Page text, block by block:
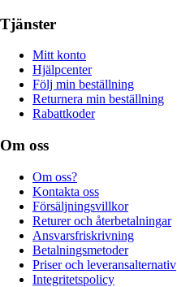
Tjänster
Mitt konto
Hjälpcenter
Följ min beställning
Returnera min beställning
Rabattkoder
Om oss
Om oss?
Kontakta oss
Försäljningsvillkor
Returer och återbetalningar
Ansvarsfriskrivning
Betalningsmetoder
Priser och leveransalternativ
Integritetspolicy